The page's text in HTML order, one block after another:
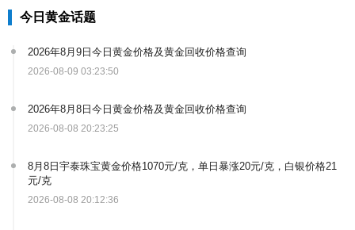
今日黄金话题
2026年8月9日今日黄金价格及黄金回收价格查询
2026-08-09 03:23:50
2026年8月8日今日黄金价格及黄金回收价格查询
2026-08-08 20:23:25
8月8日宇泰珠宝黄金价格1070元/克，单日暴涨20元/克，白银价格21
元/克
2026-08-08 20:12:36